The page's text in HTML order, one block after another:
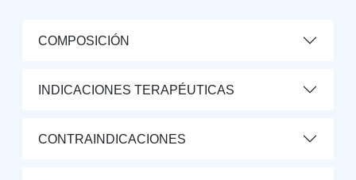
COMPOSICIÓN
INDICACIONES TERAPÉUTICAS
CONTRAINDICACIONES